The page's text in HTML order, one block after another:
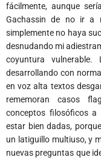
fácilmente, aunque
Gachassin de no ir a
simplemente no haya
desnudando mi
coyuntura
desarrollando con
en voz alta textos
rememoran casos
conceptos filosóficos a
estar bien dadas,
un latiguillo multiuso, y
nuevas preguntas que